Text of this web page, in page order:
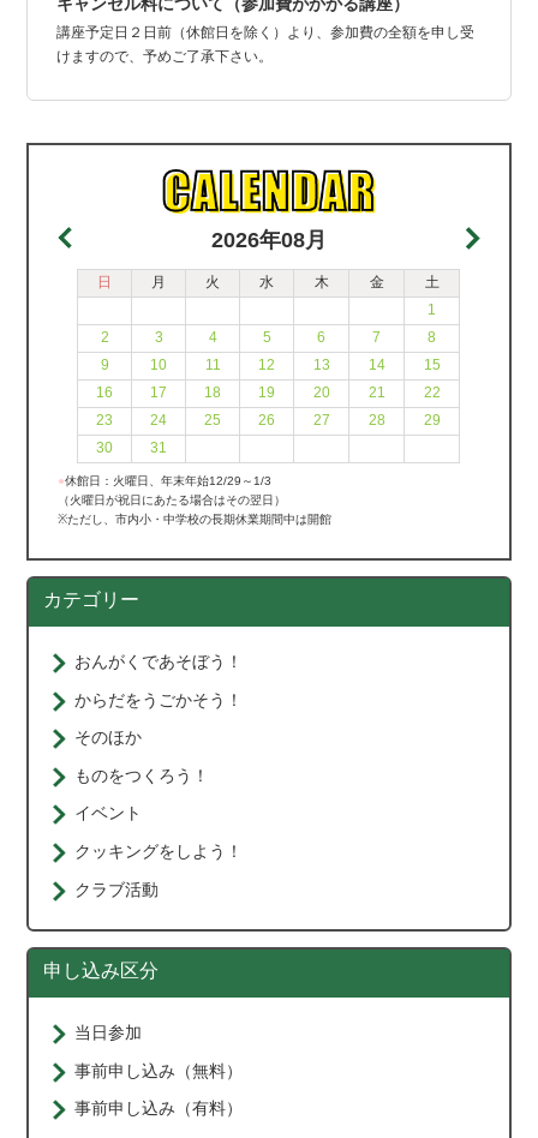
講座予定日２日前（休館日を除く）より、参加費の全額を申し受
けますので、予めご了承下さい。
2026年08月
日 月 火 水 木 金
土
1
2
3 4 5 6 7
8
9
10 11 12 13 14
15
16
17 18 19 20 21
22
23
24 25 26 27 28
29
30
31
●休館日：火曜日、年末年始12/29～1/3
（火曜日が祝日にあたる場合はその翌日）
※ただし、市内小・中学校の長期休業期間中は開館
カテゴリー
おんがくであそぼう！
からだをうごかそう！
そのほか
ものをつくろう！
イベント
クッキングをしよう！
クラブ活動
申し込み区分
当日参加
事前申し込み（無料）
事前申し込み（有料）